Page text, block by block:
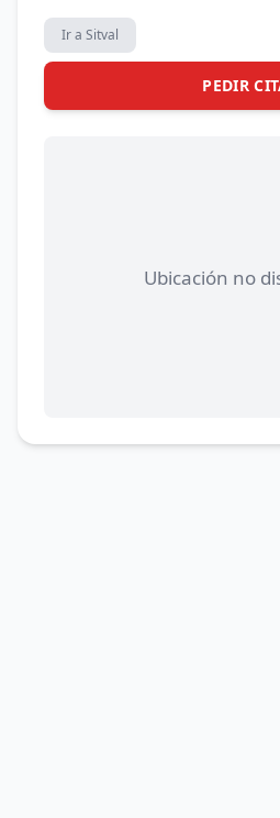
Ir a Sitval
PEDIR
Ubicación no